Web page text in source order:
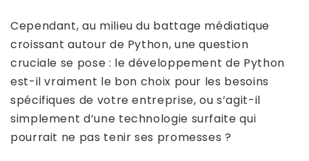
Cependant, au milieu du battage médiatique
croissant autour de Python, une question
cruciale se pose : le développement de Python
est-il vraiment le bon choix pour les besoins
spécifiques de votre entreprise, ou s’agit-il
simplement d’une technologie surfaite qui
pourrait ne pas tenir ses promesses ?